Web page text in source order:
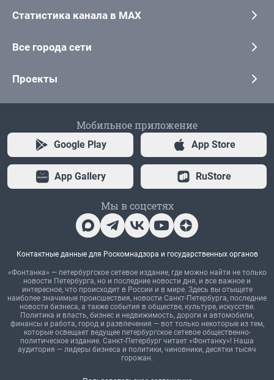
Статистика канала в MAX
Все города сети
Проекты
Мобильное приложение
Google Play App Store
App Gallery RuStore
Мы в соцсетях
Контактные данные для Роскомнадзора и государственных органов
«Фонтанка» — петербургское сетевое издание, где можно найти не только
новости Петербурга, но и последние новости дня, и все важное и
интересное, что происходит в России и в мире. Здесь вы отыщете
наиболее значимые происшествия, новости Санкт-Петербурга, последние
новости бизнеса, а также события в обществе, культуре, искусстве.
Политика и власть, бизнес и недвижимость, дороги и автомобили,
финансы и работа, город и развлечения — вот только некоторые из тем,
которые освещает ведущее петербургское сетевое общественно-
политическое издание. Санкт-Петербург читает «Фонтанку»! Наша
аудитория — лидеры бизнеса и политики, чиновники, десятки тысяч
горожан.